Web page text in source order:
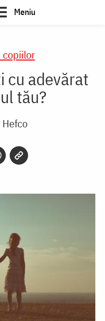
Meniu
copiilor
cu adevărat
tău?